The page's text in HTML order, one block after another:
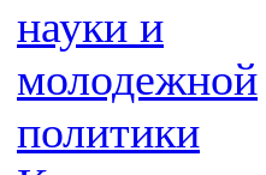
науки и
молодежной
политики